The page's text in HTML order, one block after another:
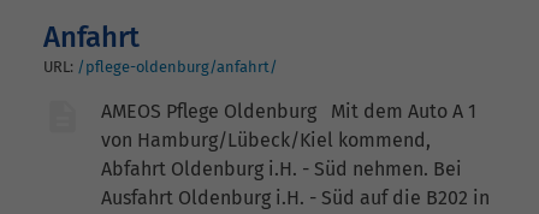
Anfahrt
URL: /pflege-oldenburg/anfahrt/
AMEOS Pflege Oldenburg Mit dem Auto A 1
von Hamburg/Lübeck/Kiel kommend,
Abfahrt Oldenburg i.H. - Süd nehmen. Bei
Ausfahrt Oldenburg i.H. - Süd auf die B202 in